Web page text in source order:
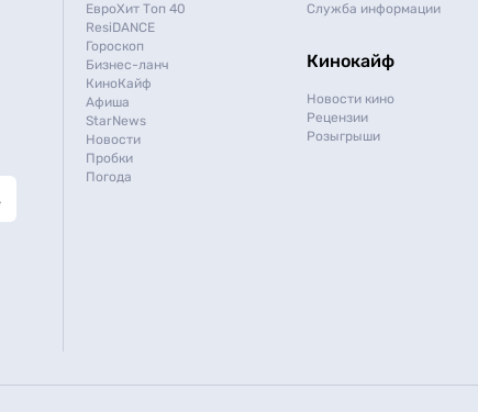
ЕвроХит Топ 40
ResiDANCE
Гороскоп
Бизнес-ланч
КиноКайф
Афиша
StarNews
Новости
Пробки
Погода
Служба информации
Кинокайф
Новости кино
Рецензии
Розыгрыши